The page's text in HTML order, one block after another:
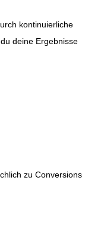
kontinuierliche
deine Ergebnisse
zu Conversions